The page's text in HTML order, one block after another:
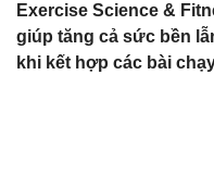
Exercise Science &
giúp tăng cả sức bền
khi kết hợp các bài